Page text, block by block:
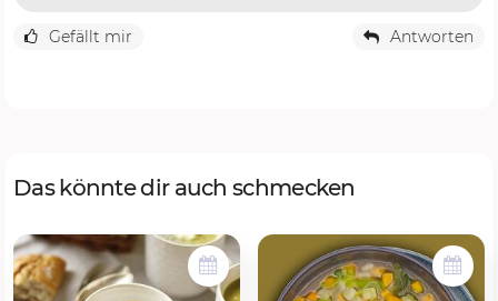
Gefällt mir Antworten
Das könnte dir auch schmecken